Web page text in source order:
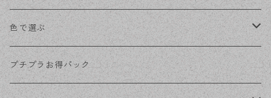
色で選ぶ
KCゴールド
プチプラお得パック